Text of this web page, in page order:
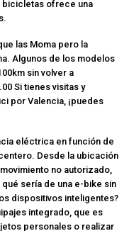
bicicletas ofrece una
las Moma pero la
Algunos de los modelos
sin volver a
Si tienes visitas y
por Valencia, ¡puedes
eléctrica en función de
Desde la ubicación
no autorizado,
sería de una e-bike sin
dispositivos inteligentes?
integrado, que es
personales o realizar